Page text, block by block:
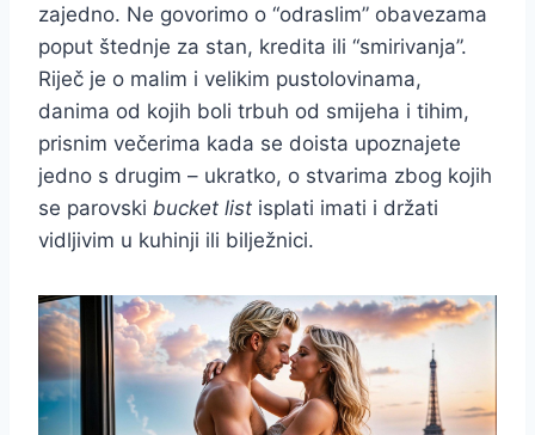
zajedno. Ne govorimo o “odraslim” obavezama
poput štednje za stan, kredita ili “smirivanja”.
Riječ je o malim i velikim pustolovinama,
danima od kojih boli trbuh od smijeha i tihim,
prisnim večerima kada se doista upoznajete
jedno s drugim – ukratko, o stvarima zbog kojih
se parovski bucket list isplati imati i držati
vidljivim u kuhinji ili bilježnici.